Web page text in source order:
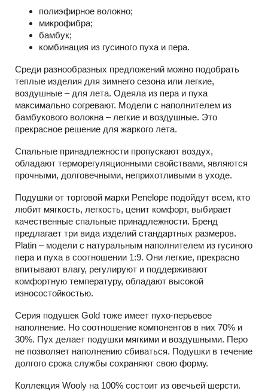
полиэфирное волокно;
микрофибра;
бамбук;
комбинация из гусиного пуха и пера.
Среди разнообразных предложений можно подобрать
теплые изделия для зимнего сезона или легкие,
воздушные – для лета. Одеяла из пера и пуха
максимально согревают. Модели с наполнителем из
бамбукового волокна – легкие и воздушные. Это
прекрасное решение для жаркого лета.
Спальные принадлежности пропускают воздух,
обладают терморегуляционными свойствами, являются
прочными, долговечными, неприхотливыми в уходе.
Подушки от торговой марки Penelope подойдут всем, кто
любит мягкость, легкость, ценит комфорт, выбирает
качественные спальные принадлежности. Бренд
предлагает три вида изделий стандартных размеров.
Platin – модели с натуральным наполнителем из гусиного
пера и пуха в соотношении 1:9. Они легкие, прекрасно
впитывают влагу, регулируют и поддерживают
комфортную температуру, обладают высокой
износостойкостью.
Серия подушек Gold тоже имеет пухо-перьевое
наполнение. Но соотношение компонентов в них 70% и
30%. Пух делает подушки мягкими и воздушными. Перо
не позволяет наполнению сбиваться. Подушки в течение
долгого срока службы сохраняют свою форму.
Коллекция Wooly на 100% состоит из овечьей шерсти.